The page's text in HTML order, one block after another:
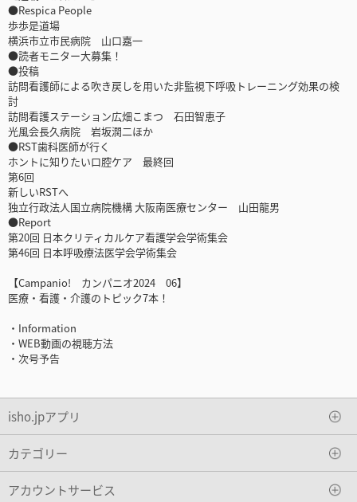
●Respica People
歩歩是道場
横浜市立市民病院 山口嘉一
●読者モニター大募集！
●投稿
訪問看護師による吹き戻しを用いた非監視下呼吸トレーニング効果の検
討
訪問看護ステーション広畑こまつ 石田智恵子
光風会長久病院 岩坂潤二ほか
●RST歯科医師が行く
ホントに知りたい口腔ケア 最終回
第6回
新しいRSTへ
独立行政法人国立病院機構 大阪南医療センター 山田龍男
●Report
第20回 日本クリティカルケア看護学会学術集会
第46回 日本呼吸療法医学会学術集会
【Campanio! カンパニオ2024 06】
医療・看護・介護のトピック7本！
・Information
・WEB動画の視聴方法
・次号予告
isho.jpアプリ
カテゴリー
アカウントサービス